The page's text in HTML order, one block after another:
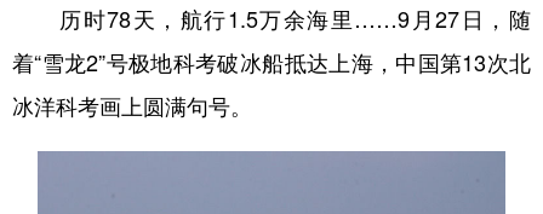
历时78天，航行1.5万余海里……9月27日，随
着“雪龙2”号极地科考破冰船抵达上海，中国第13次北
冰洋科考画上圆满句号。